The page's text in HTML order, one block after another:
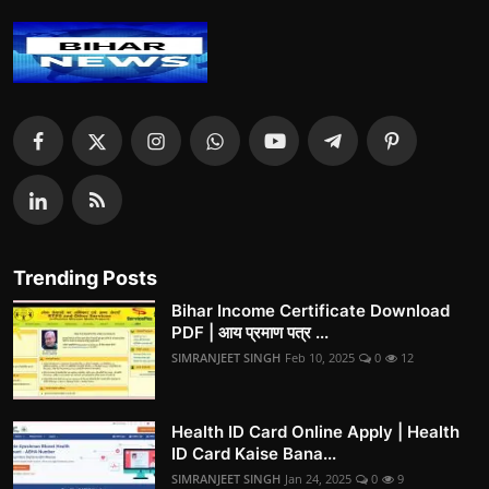
Trending Posts
Bihar Income Certificate Download
PDF | आय प्रमाण पत्र ...
SIMRANJEET SINGH Feb 10, 2025 0 12
Health ID Card Online Apply | Health
ID Card Kaise Bana...
SIMRANJEET SINGH Jan 24, 2025 0 9